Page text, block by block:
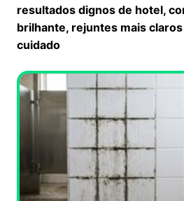
resultados dignos de hotel,
brilhante, rejuntes mais
cuidado